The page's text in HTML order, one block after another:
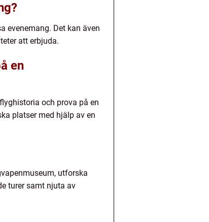
evenemang. Det kan även
att erbjuda.
en
och prova på en
platser med hjälp av en
utforska
turer samt njuta av